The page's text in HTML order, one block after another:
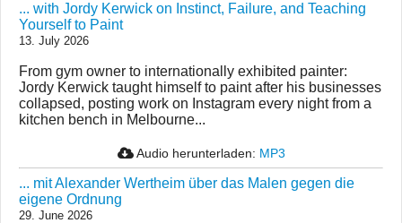
... with Jordy Kerwick on Instinct, Failure, and Teaching
Yourself to Paint
13. July 2026
From gym owner to internationally exhibited painter:
Jordy Kerwick taught himself to paint after his businesses
collapsed, posting work on Instagram every night from a
kitchen bench in Melbourne...
Audio herunterladen: MP3
... mit Alexander Wertheim über das Malen gegen die
eigene Ordnung
29. June 2026